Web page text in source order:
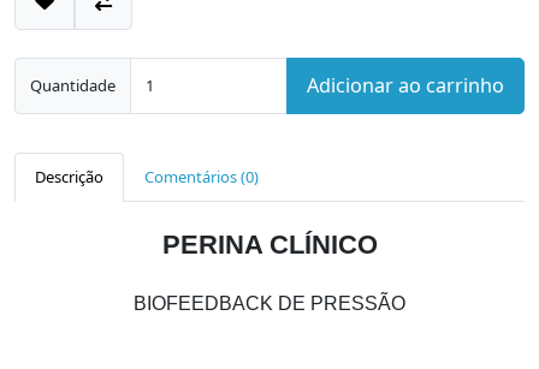
Quantidade Adicionar ao carrinho
Descrição Comentários (0)
PERINA CLÍNICO
BIOFEEDBACK DE PRESSÃO